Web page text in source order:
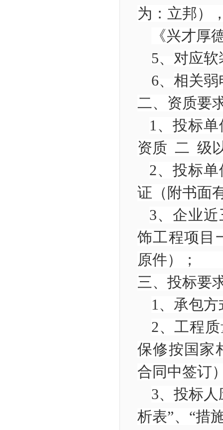
为：立邦）
《兴才厚
5、 对应软
6、 相关弱
二、 资质
1、投标
资质 二
2、投标
证（附书面
3、企业
饰工程项目
原件）
三、 投标
1、承包
2、工程
保修按国家
合同中签
3、投标
析表”、“措